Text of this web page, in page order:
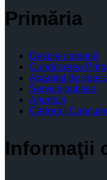
Primăria
Despre comună
Conducerea
Aparatul de
Servicii publice
Anunturi
Cariera |
Informaţii